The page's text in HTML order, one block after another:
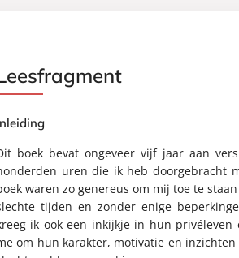
boek bevat ongeveer vijf jaar aan
uren die ik heb doorgebracht
waren zo genereus om mij toe te
tijden en zonder enige
ik ook een inkijkje in hun
om hun karakter, motivatie en